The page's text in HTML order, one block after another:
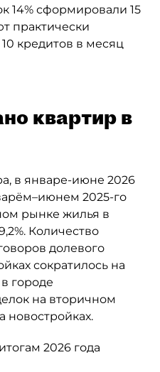
14% сформировали 15
практически
кредитов в месяц
квартир в
в январе-июне 2026
2025-го
рынке жилья в
Количество
долевого
сократилось на
городе
на вторичном
новостройках.
2026 года